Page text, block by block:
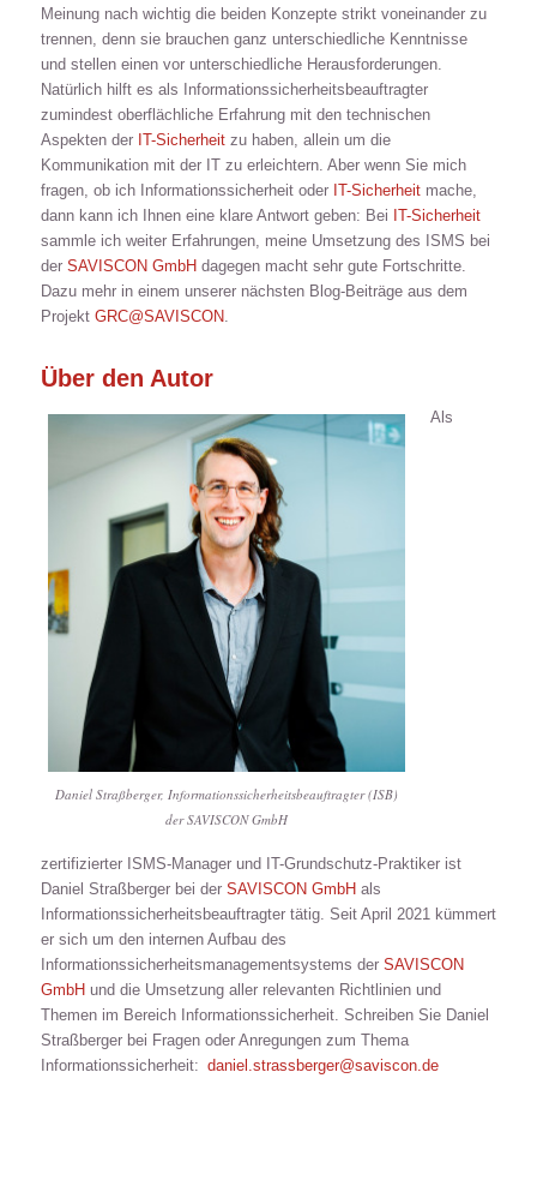
Meinung nach wichtig die beiden Konzepte strikt voneinander zu
trennen, denn sie brauchen ganz unterschiedliche Kenntnisse
und stellen einen vor unterschiedliche Herausforderungen.
Natürlich hilft es als Informationssicherheitsbeauftragter
zumindest oberflächliche Erfahrung mit den technischen
Aspekten der IT-Sicherheitzu haben, allein um die
Kommunikation mit der IT zu erleichtern. Aber wenn Sie mich
fragen, ob ich Informationssicherheit oder IT-Sicherheitmache,
dann kann ich Ihnen eine klare Antwort geben: Bei IT-Sicherheit
sammle ich weiter Erfahrungen, meine Umsetzung des ISMS bei
der SAVISCON GmbH dagegen macht sehr gute Fortschritte.
Dazu mehr in einem unserer nächsten Blog-Beiträge aus dem
Projekt GRC@SAVISCON.
Über den Autor
Daniel Straßberger, Informationssicherheitsbeauftragter (ISB)
der SAVISCON GmbH
Als
zertifizierter ISMS-Manager und IT-Grundschutz-Praktiker ist
Daniel Straßberger bei der SAVISCON GmbH als
Informationssicherheitsbeauftragter tätig. Seit April 2021 kümmert
er sich um den internen Aufbau des
Informationssicherheitsmanagementsystems der SAVISCON
GmbH und die Umsetzung aller relevanten Richtlinien und
Themen im Bereich Informationssicherheit. Schreiben Sie Daniel
Straßberger bei Fragen oder Anregungen zum Thema
Informationssicherheit: daniel.strassberger@saviscon.de